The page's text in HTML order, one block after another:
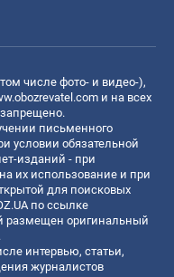
числе фото- и видео-),
и на всех
письменного
условии обязательной
изданий - при
их использование и при
для поисковых
по ссылке
размещен оригинальный
интервью, статьи,
журналистов